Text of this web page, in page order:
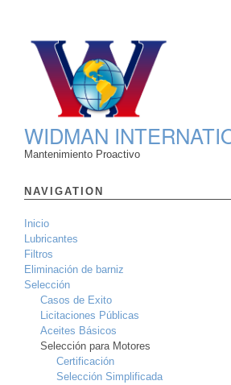
WIDMAN
Mantenimiento Proactivo
NAVIGATION
Inicio
Lubricantes
Filtros
Eliminación de barniz
Selección
Casos de Exito
Licitaciones Públicas
Aceites Básicos
Selección para Motores
Certificación
Selección Simplificada